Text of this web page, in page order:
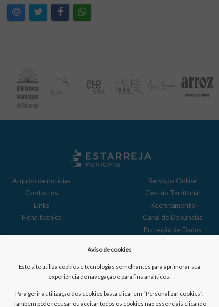
Arquivo de notícias
Contactos
Links
Ficha técnica
Serviços Online
Gestão Territorial
Recrutamento
Canal de Denúncias
Proteção de Dados
Reclamações
Aviso de cookies
Este site utiliza cookies e tecnologias semelhantes para aprimorar sua
experiência de navegação e para fins analíticos.
Para gerir a utilização dos cookies basta clicar em “Personalizar cookies”.
Também pode recusar ou aceitar todos os cookies não essenciais clicando